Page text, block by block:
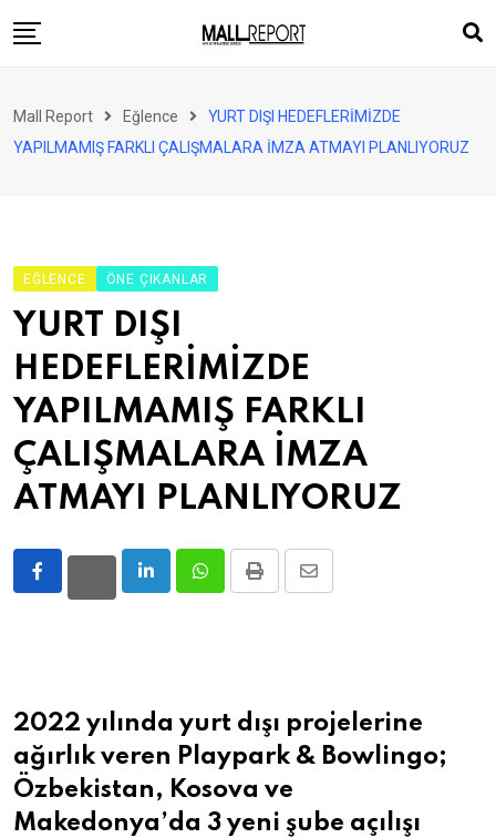
to
Perakende
Ürün ve Hizmet
Enerji
Haber
Gündem
Atamalar
Mall Report Eğlence
YURT DIŞI HEDEFLERİMİZDE
YAPILMAMIŞ FARKLI ÇALIŞMALARA İMZA ATMAYI PLANLIYORUZ
EĞLENCE ÖNE ÇIKANLAR
YURT DIŞI
HEDEFLERİMİZDE
YAPILMAMIŞ FARKLI
ÇALIŞMALARA İMZA
ATMAYI PLANLIYORUZ
LinkedInWhatsappPrint
Share
2022 yılında yurt dışı projelerine
ağırlık veren Playpark & Bowlingo;
Özbekistan, Kosova ve
Makedonya’da 3 yeni şube açılışı